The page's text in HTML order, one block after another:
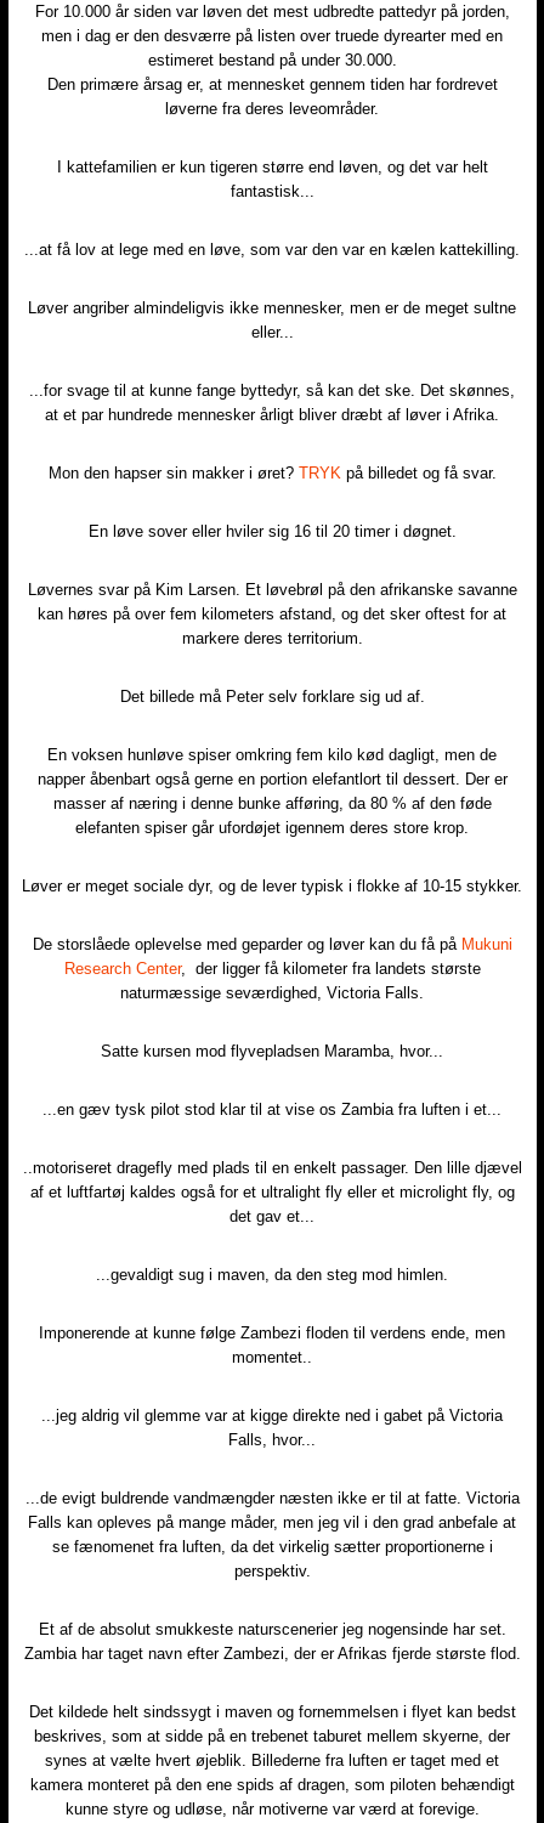
For 10.000 år siden var løven det mest udbredte pattedyr på jorden,
men i dag er den desværre på listen over truede dyrearter med en
estimeret bestand på under 30.000.
Den primære årsag er, at mennesket gennem tiden har fordrevet
løverne fra deres leveområder.​
I kattefamilien er kun tigeren større end løven, og det var helt
fantastisk...​
...at få lov at lege med en løve, som var den var en kælen kattekilling.
Løver angriber almindeligvis ikke mennesker, men er de meget sultne
eller...
...for svage til at kunne fange byttedyr, så kan det ske. Det skønnes,
at et par hundrede mennesker årligt bliver dræbt af løver i Afrika.​
Mon den hapser sin makker i øret? TR​YK på billedet og få svar.​
En løve sover eller hviler sig 16 til 20 timer i døgnet.​
Løvernes svar på Kim Larsen. Et løvebrøl på den afrikanske savanne
kan høres på over fem kilometers afstand, og det sker oftest for at
markere deres territorium.​
Det billede må Peter selv forklare sig ud af.
En voksen hunløve spiser omkring fem kilo kød dagligt, men de
napper åbenbart også gerne en portion elefantlort til dessert. Der er
masser af næring i denne bunke afføring, da 80 % af den føde
elefanten spiser går ufordøjet igennem deres store krop.​
Løver er meget sociale dyr, og de lever typisk i flokke af 10-15 stykker.​
De storslåede oplevelse med geparder og løver kan du få på Mukuni
Research Center, der ligger få kilometer fra landets største
naturmæssige seværdighed, Victoria Falls.​
Satte kursen mod flyvepladsen Maramba, hvor...​
...en gæv tysk pilot stod klar til at vise os Zambia fra luften i et...​
..motoriseret dragefly med plads til en enkelt passager. Den lille djævel
af et luftfartøj kaldes også for et ultralight fly eller et microlight fly, og
det gav et...​
...gevaldigt sug i maven, da den steg mod himlen.​
Imponerende at kunne følge Zambezi floden til verdens ende, men
momentet..​
​...jeg aldrig vil glemme var at kigge direkte ned i gabet på Victoria
Falls, hvor...
...de evigt buldrende vandmængder næsten ikke er til at fatte. Victoria
Falls kan opleves på mange måder, men jeg vil i den grad anbefale at
se fænomenet fra luften, da det virkelig sætter proportionerne i
perspektiv.​
Et af de absolut smukkeste naturscenerier jeg nogensinde har set.
Zambia har taget navn efter Zambezi, der er Afrikas fjerde største flod.​
Det kildede helt sindssygt i maven og fornemmelsen i flyet kan bedst
beskrives, som at sidde på en trebenet taburet mellem skyerne, der
synes at vælte hvert øjeblik. Billederne fra luften er taget med et
kamera monteret på den ene spids af dragen, som piloten behændigt
kunne styre og udløse, når motiverne var værd at forevige.​